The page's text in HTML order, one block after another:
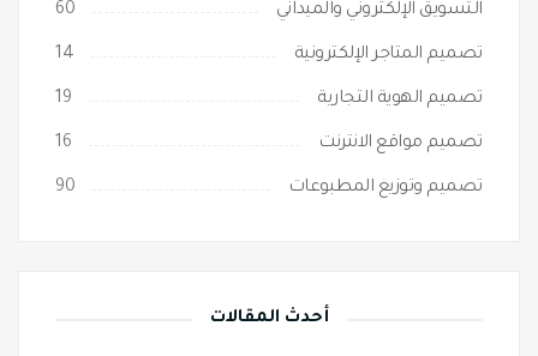
التسويق الإلكتروني والميداني 60
تصميم المتاجر الإلكترونية 14
تصميم الهوية التجارية 19
تصميم مواقع الانترنت 16
تصميم وتوزيع المطبوعات 90
أحدث المقالات